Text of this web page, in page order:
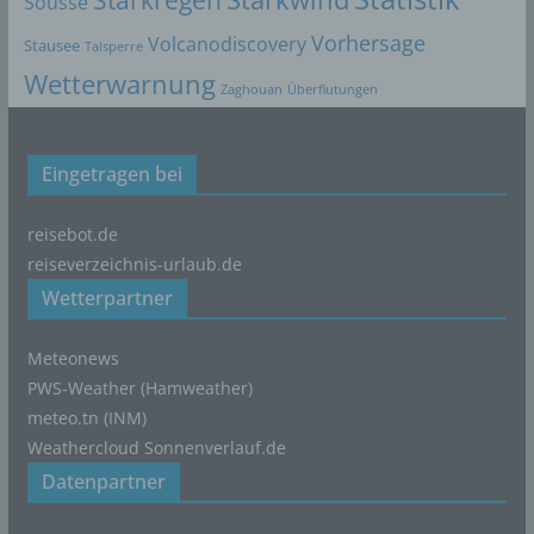
Stausee Talsperre VolcanodiscoveryVorhersage
Wetterwarnung Zaghouan Überflutungen
Eingetragen bei
reisebot.de
reiseverzeichnis-urlaub.de
Wetterpartner
Meteonews
PWS-Weather (Hamweather)
meteo.tn (INM)
Weathercloud Sonnenverlauf.de
Datenpartner
Cookies verwendet, muss beispielsweise nicht bei jedem
Besuch der Internetseite erneut seine Zugangsdaten
eingeben, weil dies von der Internetseite und dem auf
dem Computersystem des Benutzers abgelegten Cookie
übernommen wird. Ein weiteres Beispiel ist das Cookie
merkt sich die Artikel, die ein Kunde in den virtuellen
Warenkorb gelegt hat, über ein Cookie.
Die betroffene Person kann die Setzung von Cookies
durch unsere Internetseite jederzeit mittels einer
entsprechenden Einstellung des genutzten
Internetbrowsers verhindern und damit der Setzung von
bereits gesetzte Cookies jederzeit über einen
Internetbrowser oder andere Softwareprogramme
gelöscht werden. Dies ist in allen gängigen
Internetbrowsern möglich. Deaktiviert die betroffene
Person die Setzung von Cookies in dem genutzten
Internetbrowser, sind unter Umständen nicht alle